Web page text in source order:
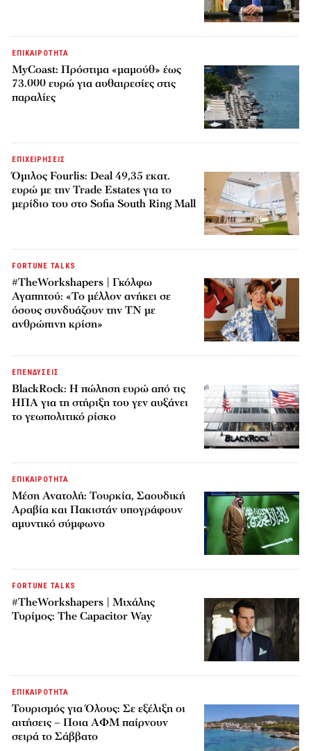
ΕΠΙΚΑΙΡΟΤΗΤΑ
MyCoast: Πρόστιμα «μαμούθ» έως
73.000 ευρώ για αυθαιρεσίες στις
παραλίες
ΕΠΙΧΕΙΡΗΣΕΙΣ
Όμιλος Fourlis: Deal 49,35 εκατ.
ευρώ με την Trade Estates για το
μερίδιο του στο Sofia South Ring Mall
FORTUNE TALKS
#TheWorkshapers | Γκόλφω
Αγαπητού: «Το μέλλον ανήκει σε
όσους συνδυάζουν την ΤΝ με
ανθρώπινη κρίση»
ΕΠΕΝΔΥΣΕΙΣ
BlackRock: Η πώληση ευρώ από τις
ΗΠΑ για τη στήριξη του γεν αυξάνει
το γεωπολιτικό ρίσκο
ΕΠΙΚΑΙΡΟΤΗΤΑ
Μέση Ανατολή: Τουρκία, Σαουδική
Αραβία και Πακιστάν υπογράφουν
αμυντικό σύμφωνο
FORTUNE TALKS
#TheWorkshapers | Μιχάλης
Τυρίμος: The Capacitor Way
ΕΠΙΚΑΙΡΟΤΗΤΑ
Τουρισμός για Όλους: Σε εξέλιξη οι
αιτήσεις – Ποια ΑΦΜ παίρνουν
σειρά το Σάββατο